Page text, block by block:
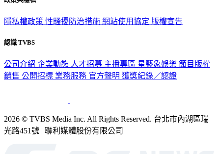
隱私權政策 性騷擾防治措施 網站使用協定 版權宣告
認識 TVBS
公司介紹 企業動態 人才招募 主播專區 星藝象娛樂 節目版權
銷售 公開招標 業務服務 官方聲明 獲獎紀錄／認證
2026 © TVBS Media Inc. All Rights Reserved. 台北市內湖區瑞
光路451號 | 聯利媒體股份有限公司